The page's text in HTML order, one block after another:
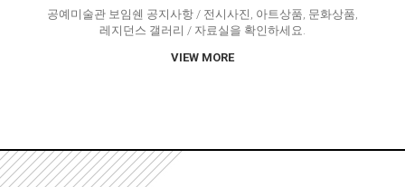
공예미술관 보임쉔 공지사항 / 전시사진, 아트상품, 문화상품,
레지던스 갤러리 / 자료실을 확인하세요.
VIEW MORE